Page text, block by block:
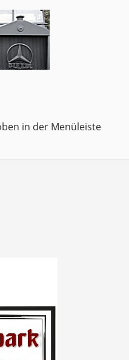
in der Menüleiste